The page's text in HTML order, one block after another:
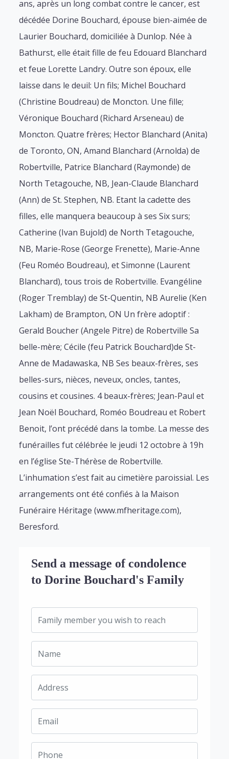
ans, après un long combat contre le cancer, est
décédée Dorine Bouchard, épouse bien-aimée de
Laurier Bouchard, domiciliée à Dunlop. Née à
Bathurst, elle était fille de feu Edouard Blanchard
et feue Lorette Landry. Outre son époux, elle
laisse dans le deuil: Un fils; Michel Bouchard
(Christine Boudreau) de Moncton. Une fille;
Véronique Bouchard (Richard Arseneau) de
Moncton. Quatre frères; Hector Blanchard (Anita)
de Toronto, ON, Amand Blanchard (Arnolda) de
Robertville, Patrice Blanchard (Raymonde) de
North Tetagouche, NB, Jean-Claude Blanchard
(Ann) de St. Stephen, NB. Etant la cadette des
filles, elle manquera beaucoup à ses Six surs;
Catherine (Ivan Bujold) de North Tetagouche,
NB, Marie-Rose (George Frenette), Marie-Anne
(Feu Roméo Boudreau), et Simonne (Laurent
Blanchard), tous trois de Robertville. Evangéline
(Roger Tremblay) de St-Quentin, NB Aurelie (Ken
Lakham) de Brampton, ON Un frère adoptif :
Gerald Boucher (Angele Pitre) de Robertville Sa
belle-mère; Cécile (feu Patrick Bouchard)de St-
Anne de Madawaska, NB Ses beaux-frères, ses
belles-surs, nièces, neveux, oncles, tantes,
cousins et cousines. 4 beaux-frères; Jean-Paul et
Jean Noël Bouchard, Roméo Boudreau et Robert
Benoit, l’ont précédé dans la tombe. La messe des
funérailles fut célébrée le jeudi 12 octobre à 19h
en l’église Ste-Thérèse de Robertville.
L’inhumation s’est fait au cimetière paroissial. Les
arrangements ont été confiés à la Maison
Funéraire Héritage (www.mfheritage.com),
Beresford.
Send a message of condolence
to Dorine Bouchard's Family